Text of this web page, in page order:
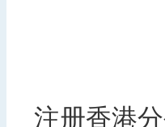
注册香港